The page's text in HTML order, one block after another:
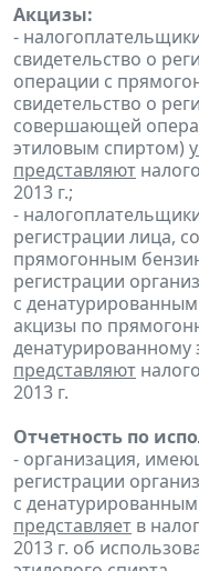
Акцизы:
-
свидетельство о
операции с
свидетельство о
совершающей
этиловым спиртом)
представляют
2013 г.;
-
регистрации лица,
прямогонным
регистрации
с
акцизы по
денатурированному
представляют
2013 г.
Отчетность по
- организация,
регистрации
с
представляет в
2013 г. об